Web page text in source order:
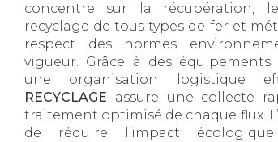
concentre sur la récupération,
recyclage de tous types de fer et
respect des normes
vigueur. Grâce à des équipements
une organisation logistique
RECYCLAGE assure une collecte
traitement optimisé de chaque flux.
de réduire l’impact